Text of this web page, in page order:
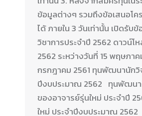
ข้อมูลต่างๆ รวมถึงข้อเสนอโค
ได้ ภายใน 3 วันเท่านั้น เปิดรับ
วิชาการประจำปี 2562 ดาวน์โ
2562 ระหว่างวันที่ 15 พฤษภา
กรกฎาคม 2561 ทุนพัฒนานักวิ
ปีงบประมาณ 2562 ทุนพัฒนา
ของอาจารย์รุ่นใหม่ ประจำปี
ใหม่ ประจำปีงบประมาณ